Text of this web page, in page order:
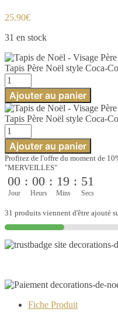
25.90€
31 en stock
Tapis Père Noël style Coca-
quantité
de
Tapis
Père
Noël
style
Coca-
Cola
Ajouter au panier
Tapis Père Noël style Coca-
quantité
de
Tapis
Père
Noël
style
Coca-
Ajouter au panier
Profitez de l'offre du moment de
"MERVEILLES"
00
Jour
: 00
Heurs
: 19
Mins
: 51
Secs
31 produits viennent d'être ajouté
Fiche Produit